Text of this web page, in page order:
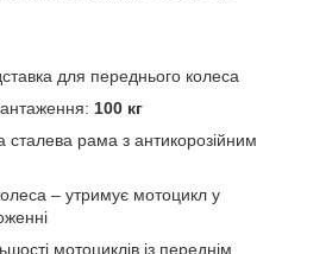
для переднього колеса
100 кг
сталева рама з антикорозійним
– утримує мотоцикл у
мотоциклів із переднім